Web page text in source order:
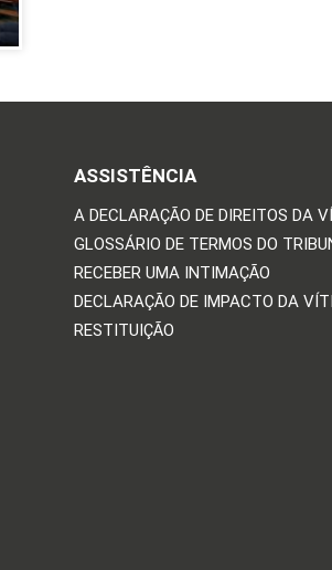
ASSISTÊNCIA
A DECLARAÇÃO DE DIREITOS DA
GLOSSÁRIO DE TERMOS DO
RECEBER UMA INTIMAÇÃO
DECLARAÇÃO DE IMPACTO DA
RESTITUIÇÃO